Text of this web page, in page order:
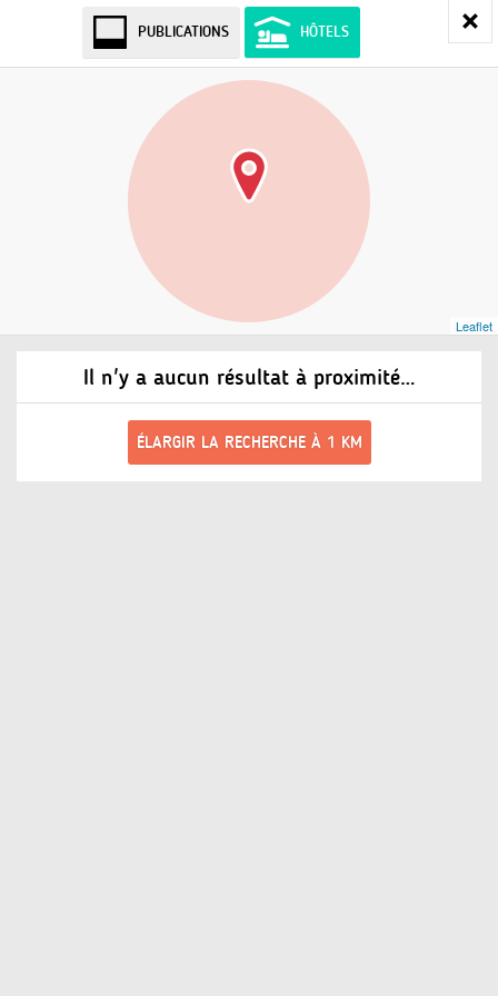
PUBLICATIONS HÔTELS
Il n'y a aucun résultat à proximité…
ÉLARGIR LA RECHERCHE À 1 KM
Leaflet